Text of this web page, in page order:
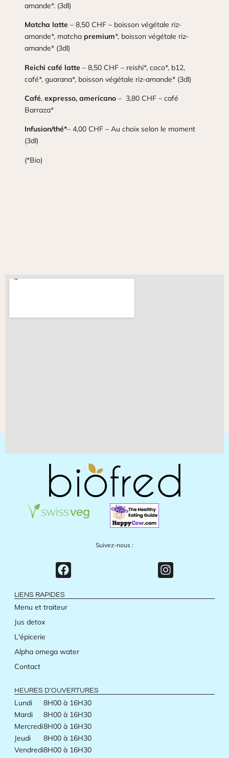
amande*. (3dl)
Matcha latte – 8,50 CHF – boisson végétale riz-
amande*, matcha premium*, boisson végétale riz-
amande* (3dl)
Reichi café latte – 8,50 CHF – reishi*, coco*, b12,
café*, guarana*, boisson végétale riz-amande* (3dl)
Café, expresso, americano – 3,80 CHF – café
Barraza*
Infusion/thé*– 4,00 CHF – Au choix selon le moment
(3dl)
(*Bio)
Suivez-nous :
LIENS RAPIDES
Menu et traiteur
Jus detox
L'épicerie
Alpha omega water
Contact
HEURES D'OUVERTURES
Lundi
Mardi
Mercredi
Jeudi
Vendredi
8H00 à 16H30
8H00 à 16H30
8H00 à 16H30
8H00 à 16H30
8H00 à 16H30